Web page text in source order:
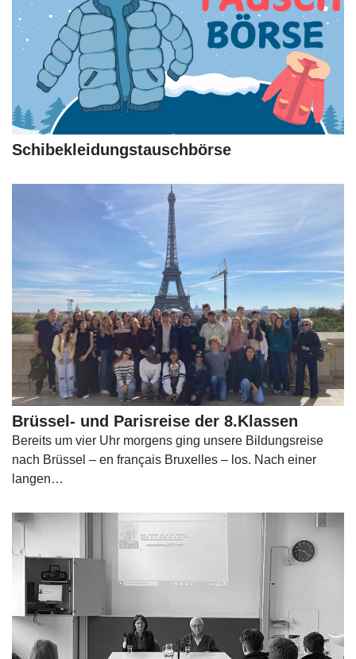
Schibekleidungstauschbörse
Brüssel- und Parisreise der 8.Klassen
Bereits um vier Uhr morgens ging unsere Bildungsreise
nach Brüssel – en français Bruxelles – los. Nach einer
langen…